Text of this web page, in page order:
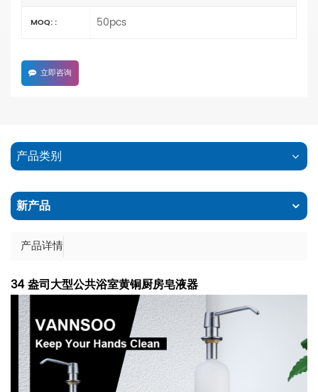
MOQ: : 50pcs
立即咨询
产品类别
新产品
产品详情
34 盎司大型公共浴室黄铜厨房皂液器